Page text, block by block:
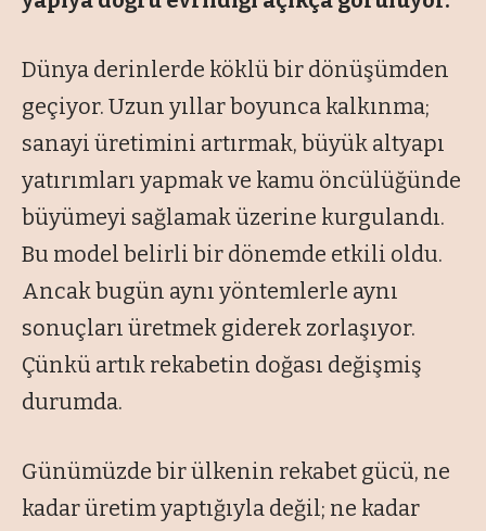
Dünya derinlerde köklü bir dönüşümden
geçiyor. Uzun yıllar boyunca kalkınma;
sanayi üretimini artırmak, büyük altyapı
yatırımları yapmak ve kamu öncülüğünde
büyümeyi sağlamak üzerine kurgulandı.
Bu model belirli bir dönemde etkili oldu.
Ancak bugün aynı yöntemlerle aynı
sonuçları üretmek giderek zorlaşıyor.
Çünkü artık rekabetin doğası değişmiş
durumda.
Günümüzde bir ülkenin rekabet gücü, ne
kadar üretim yaptığıyla değil; ne kadar